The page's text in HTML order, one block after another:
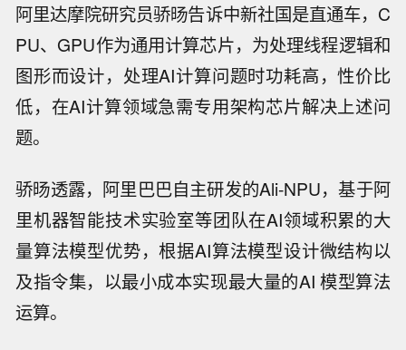
阿里达摩院研究员骄旸告诉中新社国是直通车，C
PU、GPU作为通用计算芯片，为处理线程逻辑和
图形而设计，处理AI计算问题时功耗高，性价比
低，在AI计算领域急需专用架构芯片解决上述问
题。
骄旸透露，阿里巴巴自主研发的Ali-NPU，基于阿
里机器智能技术实验室等团队在AI领域积累的大
量算法模型优势，根据AI算法模型设计微结构以
及指令集，以最小成本实现最大量的AI 模型算法
运算。